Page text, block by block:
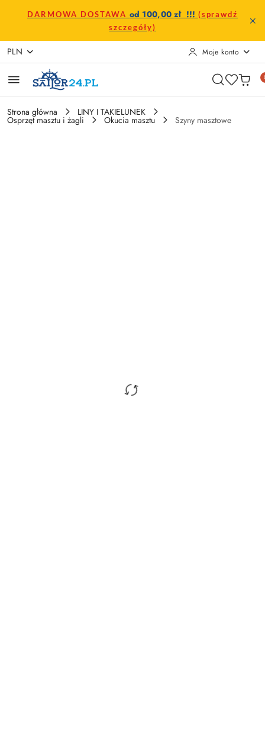
Przejdź do treści głównej
Przejdź do wyszukiwarki
Przejdź do moje konto
Przejdź do menu głównego
Przejdź do opisu produktu
Przejdź do stopki
DARMOWA DOSTAWA od 100,00 zł !!! (sprawdź
szczegóły)
PLN Moje konto
Strona główna LINY I TAKIELUNEK
Osprzęt masztu i żagli Okucia masztu Szyny masztowe